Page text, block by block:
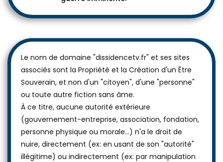
Le nom de domaine "dissidencetv.fr" et ses sites
associés sont la Propriété et la Création d'un Être
Souverain, et non d'un "citoyen", d'une "personne"
ou toute autre fiction sans âme.
À ce titre, aucune autorité extérieure
(gouvernement-entreprise, association, fondation,
personne physique ou morale...) n'a le droit de
nuire, directement (ex: en usant de son "autorité"
illégitime) ou indirectement (ex: par manipulation